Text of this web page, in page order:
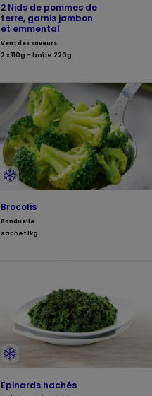
2 Nids de pommes de
terre, garnis jambon
et emmental
Vent des saveurs
2 x 110g - boîte 220g
Brocolis
Bonduelle
sachet 1kg
Epinards hachés